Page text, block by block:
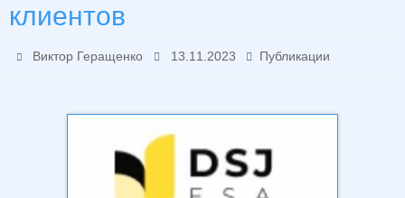
клиентов
Виктор Геращенко 13.11.2023 Публикации